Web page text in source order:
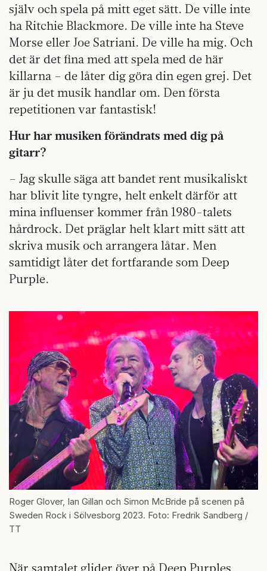
själv och spela på mitt eget sätt. De ville inte
ha Ritchie Blackmore. De ville inte ha Steve
Morse eller Joe Satriani. De ville ha mig. Och
det är det fina med att spela med de här
killarna – de låter dig göra din egen grej. Det
är ju det musik handlar om. Den första
repetitionen var fantastisk!
Hur har musiken förändrats med dig på
gitarr?
– Jag skulle säga att bandet rent musikaliskt
har blivit lite tyngre, helt enkelt därför att
mina influenser kommer från 1980-talets
hårdrock. Det präglar helt klart mitt sätt att
skriva musik och arrangera låtar. Men
samtidigt låter det fortfarande som Deep
Purple.
Roger Glover, Ian Gillan och Simon McBride på scenen på
Sweden Rock i Sölvesborg 2023. Foto: Fredrik Sandberg /
TT
När samtalet glider över på Deep Purples